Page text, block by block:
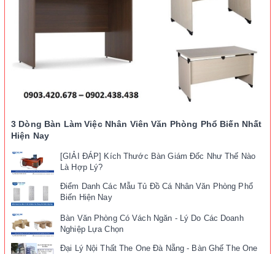
3 Dòng Bàn Làm Việc Nhân Viên Văn Phòng Phổ Biến Nhất
Hiện Nay
[GIẢI ĐÁP] Kích Thước Bàn Giám Đốc Như Thế Nào
Là Hợp Lý?
Điểm Danh Các Mẫu Tủ Đồ Cá Nhân Văn Phòng Phổ
Biến Hiện Nay
Bàn Văn Phòng Có Vách Ngăn - Lý Do Các Doanh
Nghiệp Lựa Chọn
Đại Lý Nội Thất The One Đà Nẵng - Bàn Ghế The One